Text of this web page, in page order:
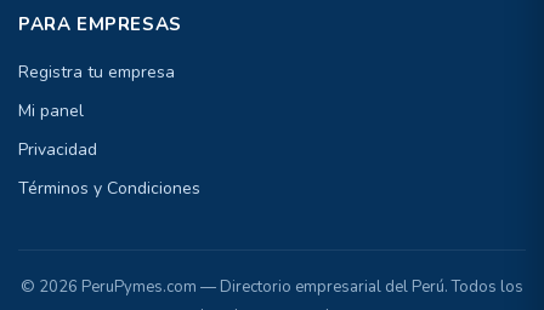
PARA EMPRESAS
Registra tu empresa
Mi panel
Privacidad
Términos y Condiciones
© 2026 PeruPymes.com — Directorio empresarial del Perú. Todos los